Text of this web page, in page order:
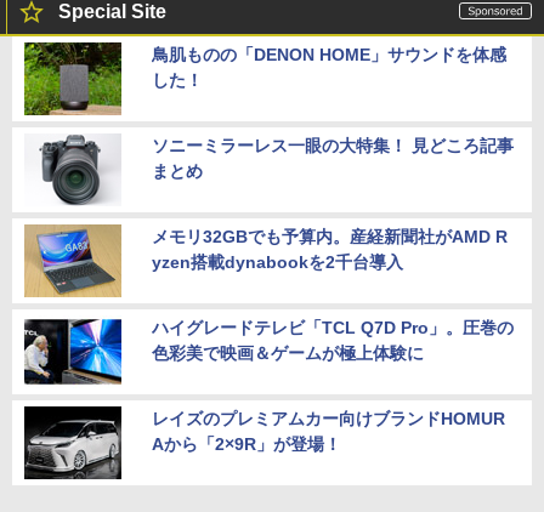
Special Site
鳥肌ものの「DENON HOME」サウンドを体感
した！
ソニーミラーレス一眼の大特集！ 見どころ記事
まとめ
メモリ32GBでも予算内。産経新聞社がAMD R
yzen搭載dynabookを2千台導入
ハイグレードテレビ「TCL Q7D Pro」。圧巻の
色彩美で映画＆ゲームが極上体験に
レイズのプレミアムカー向けブランドHOMUR
Aから「2×9R」が登場！